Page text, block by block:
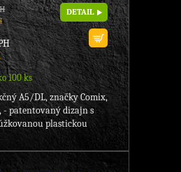
100 ks
DETAIL
A5/DL, značky Comix,
- patentovaný dizajn s
plastickou